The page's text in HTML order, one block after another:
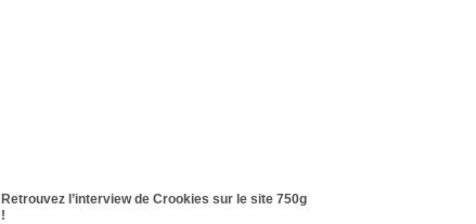
Retrouvez l’interview de Crookies sur le site 750g
!